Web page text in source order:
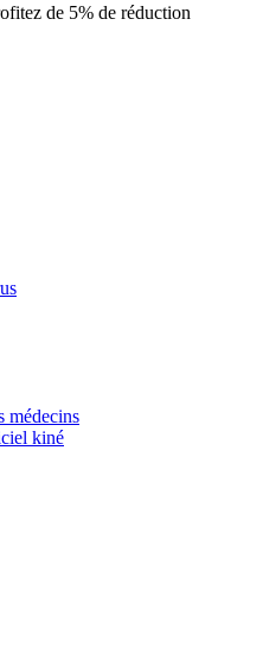
de 5% de réduction
médecins
kiné